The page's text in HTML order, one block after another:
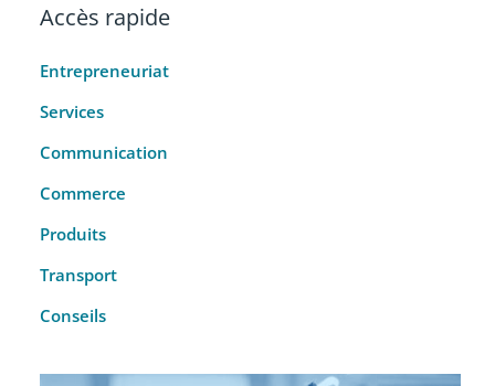
Accès rapide
Entrepreneuriat
Services
Communication
Commerce
Produits
Transport
Conseils